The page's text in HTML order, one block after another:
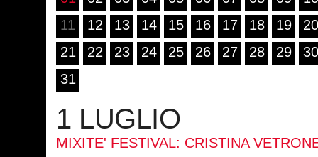
11
12 13 14 15 16 17 18 19
20
21
22 23 24 25 26 27 28 29
30
31
1 LUGLIO
MIXITE' FESTIVAL: CRISTINA